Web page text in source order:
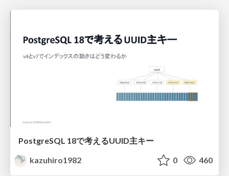
PostgreSQL 18で考えるUUID主キー
kazuhiro1982
0 460